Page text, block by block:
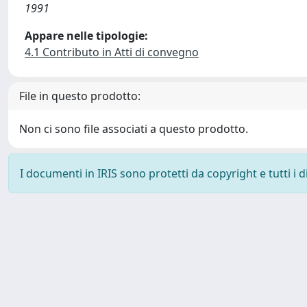
1991
Appare nelle tipologie:
4.1 Contributo in Atti di convegno
File in questo prodotto:
Non ci sono file associati a questo prodotto.
I documenti in IRIS sono protetti da copyright e tutti i